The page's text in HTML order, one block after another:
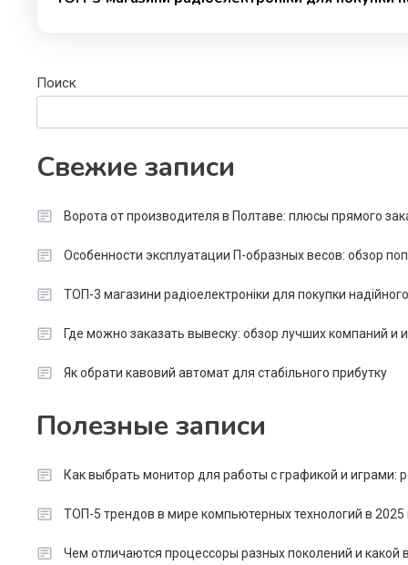
Поиск
Свежие записи
Ворота от производителя в Полтаве: плюсы прямого
Особенности эксплуатации П-образных весов: обзор
ТОП-3 магазини радіоелектроніки для покупки
Где можно заказать вывеску: обзор лучших компаний и
Як обрати кавовий автомат для стабільного прибутку
Полезные записи
Как выбрать монитор для работы с графикой и играми:
ТОП-5 трендов в мире компьютерных технологий в 2025
Чем отличаются процессоры разных поколений и какой